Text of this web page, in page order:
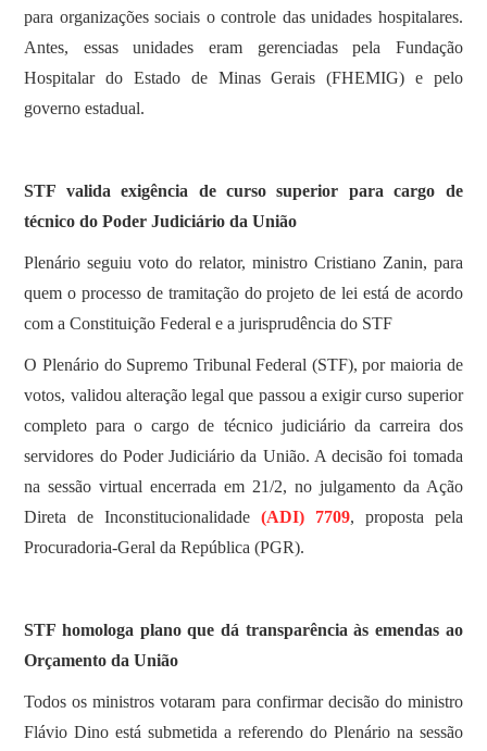
para organizações sociais o controle das unidades hospitalares.
Antes, essas unidades eram gerenciadas pela Fundação
Hospitalar do Estado de Minas Gerais (FHEMIG) e pelo
governo estadual.
STF valida exigência de curso superior para cargo de
técnico do Poder Judiciário da União
Plenário seguiu voto do relator, ministro Cristiano Zanin, para
quem o processo de tramitação do projeto de lei está de acordo
com a Constituição Federal e a jurisprudência do STF
O Plenário do Supremo Tribunal Federal (STF), por maioria de
votos, validou alteração legal que passou a exigir curso superior
completo para o cargo de técnico judiciário da carreira dos
servidores do Poder Judiciário da União. A decisão foi tomada
na sessão virtual encerrada em 21/2, no julgamento da Ação
Direta de Inconstitucionalidade (ADI) 7709, proposta pela
Procuradoria-Geral da República (PGR).
STF homologa plano que dá transparência às emendas ao
Orçamento da União
Todos os ministros votaram para confirmar decisão do ministro
Flávio Dino está submetida a referendo do Plenário na sessão